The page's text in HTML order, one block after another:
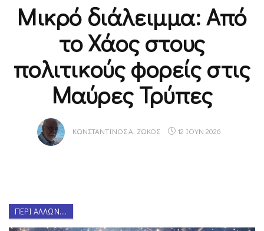
Μικρό διάλειμμα: Από
το Χάος στους
πολιτικούς φορείς στις
Μαύρες Τρύπες
ΚΩΝΣΤΑΝΤΊΝΟΣ Α. ΖΏΚΟΣ 12 ΙΟΥΝ 2026
ΠΕΡΊ ΆΛΛΩΝ....